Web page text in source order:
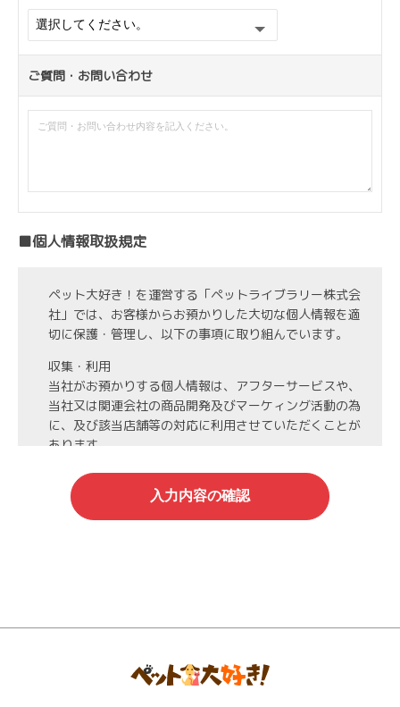
ご質問・お問い合わせ
■個人情報取扱規定
ペット大好き！を運営する「ペットライブラリー株式会
社」では、お客様からお預かりした大切な個人情報を適
切に保護・管理し、以下の事項に取り組んでいます。
収集・利用
当社がお預かりする個人情報は、アフターサービスや、
当社又は関連会社の商品開発及びマーケィング活動の為
に、及び該当店舗等の対応に利用させていただくことが
あります。
第3者への開示・委託先の管理
当社がお預かりする個人情報は、お客様の同意・承諾を
得た場合や法令等に基づく開示・提供が必要な場合、人
当社がお預かりする氏名、住所、電話番号等の個人情報
は当社が責任を持って管理し、個人情報への不正アクセ